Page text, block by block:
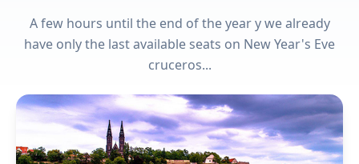
A few hours until the end of the year y we already
have only the last available seats on New Year's Eve
cruceros...